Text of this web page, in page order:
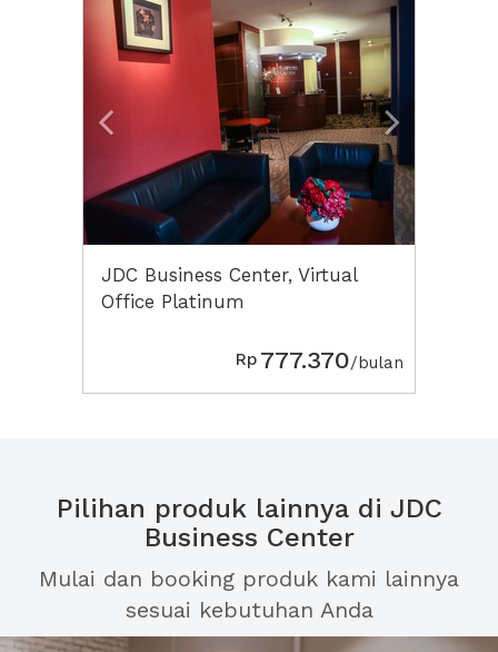
Previous Next2
JDC Business Center, Virtual
Office Platinum
Rp 777.370/bulan
Pilihan produk lainnya di JDC
Business Center
Mulai dan booking produk kami lainnya
sesuai kebutuhan Anda